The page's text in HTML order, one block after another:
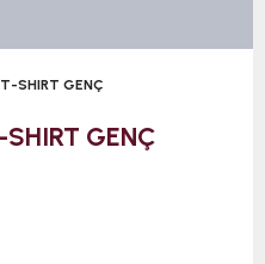
SHIRT GENÇ
GENÇ